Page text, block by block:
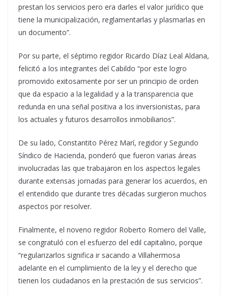
prestan los servicios pero era darles el valor jurídico que
tiene la municipalización, reglamentarlas y plasmarlas en
un documento”.
Por su parte, el séptimo regidor Ricardo Díaz Leal Aldana,
felicitó a los integrantes del Cabildo “por este logro
promovido exitosamente por ser un principio de orden
que da espacio a la legalidad y a la transparencia que
redunda en una señal positiva a los inversionistas, para
los actuales y futuros desarrollos inmobiliarios”.
De su lado, Constantito Pérez Marí, regidor y Segundo
Síndico de Hacienda, ponderó que fueron varias áreas
involucradas las que trabajaron en los aspectos legales
durante extensas jornadas para generar los acuerdos, en
el entendido que durante tres décadas surgieron muchos
aspectos por resolver.
Finalmente, el noveno regidor Roberto Romero del Valle,
se congratuló con el esfuerzo del edil capitalino, porque
“regularizarlos significa ir sacando a Villahermosa
adelante en el cumplimiento de la ley y el derecho que
tienen los ciudadanos en la prestación de sus servicios”.